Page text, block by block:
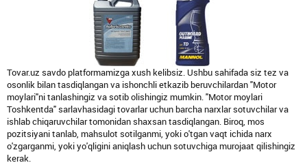
Tovar.uz savdo platformamizga xush kelibsiz. Ushbu sahifada siz tez va
osonlik bilan tasdiqlangan va ishonchli etkazib beruvchilardan "Motor
moylari"ni tanlashingiz va sotib olishingiz mumkin. "Motor moylari
Toshkentda" sarlavhasidagi tovarlar uchun barcha narxlar sotuvchilar va
ishlab chiqaruvchilar tomonidan shaxsan tasdiqlangan. Biroq, mos
pozitsiyani tanlab, mahsulot sotilganmi, yoki o'tgan vaqt ichida narx
o'zgarganmi, yoki yo'qligini aniqlash uchun sotuvchiga murojaat qilishingiz
kerak.